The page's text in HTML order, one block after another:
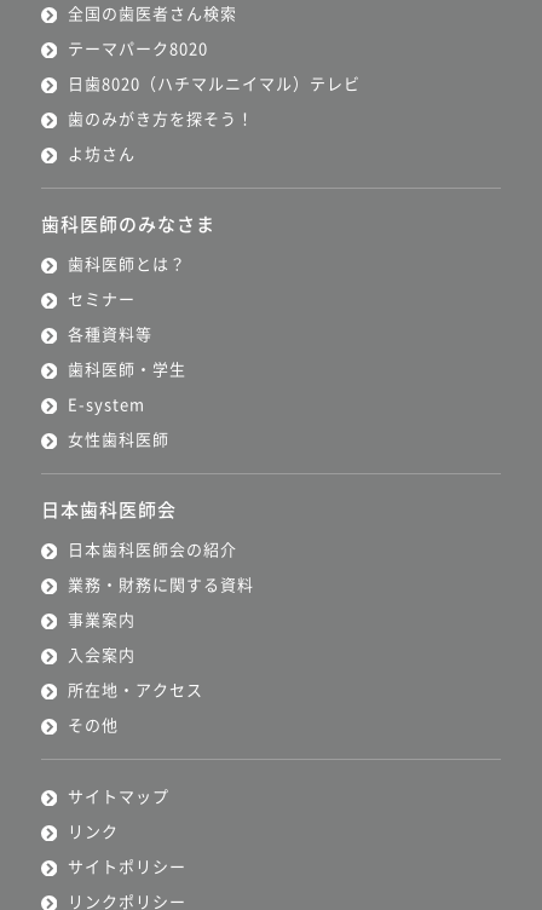
全国の歯医者さん検索
テーマパーク8020
日歯8020（ハチマルニイマル）テレビ
歯のみがき方を探そう！
よ坊さん
歯科医師のみなさま
歯科医師とは？
セミナー
各種資料等
歯科医師・学生
E-system
女性歯科医師
日本歯科医師会
日本歯科医師会の紹介
業務・財務に関する資料
事業案内
入会案内
所在地・アクセス
その他
サイトマップ
リンク
サイトポリシー
リンクポリシー